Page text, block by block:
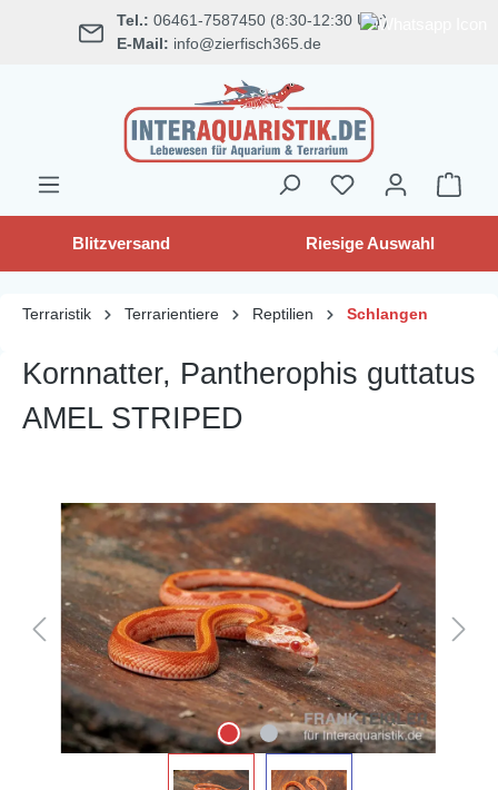
springen Tel.: 06461-7587450 (8:30-12:30 Uhr)
E-Mail: info@zierfisch365.de
Blitzversand Riesige Auswahl
Terraristik Terrarientiere Reptilien Schlangen
Kornnatter, Pantherophis guttatus
AMEL STRIPED
Bildergalerie überspringen